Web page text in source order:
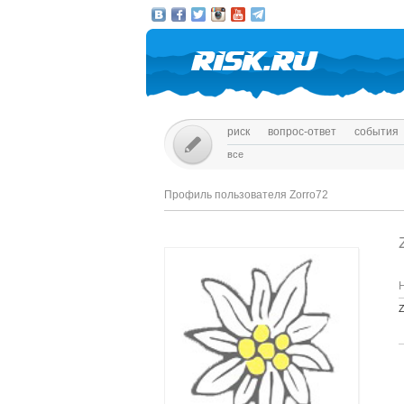
риск вопрос-ответ события
все
Профиль пользователя Zorro72